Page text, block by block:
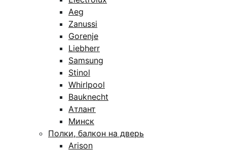
Aeg
Zanussi
Gorenje
Liebherr
Samsung
Stinol
Whirlpool
Bauknecht
Атлант
Минск
Полки, балкон на дверь
Arison